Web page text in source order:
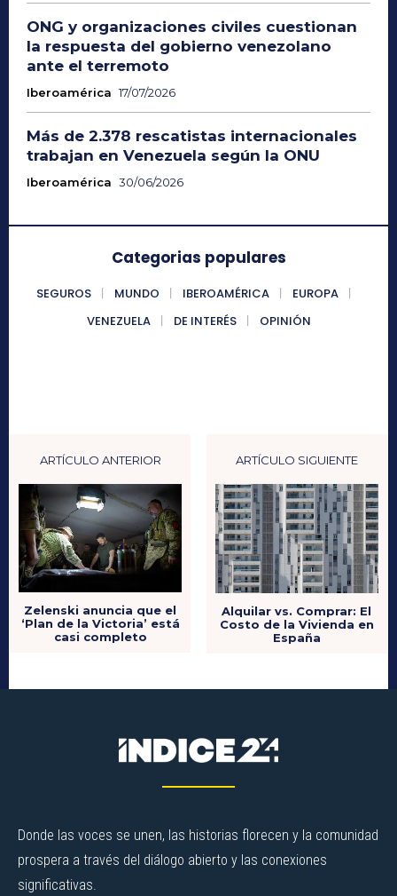
ONG y organizaciones civiles cuestionan
la respuesta del gobierno venezolano
ante el terremoto
Iberoamérica 17/07/2026
Más de 2.378 rescatistas internacionales
trabajan en Venezuela según la ONU
Iberoamérica 30/06/2026
Categorias populares
SEGUROS MUNDO IBEROAMÉRICA
EUROPA
VENEZUELA
DE INTERÉS OPINIÓN
ARTÍCULO ANTERIOR
Zelenski anuncia que el
‘Plan de la Victoria’ está
casi completo
ARTÍCULO SIGUIENTE
Alquilar vs. Comprar: El
Costo de la Vivienda en
España
Donde las voces se unen, las historias florecen y la comunidad
prospera a través del diálogo abierto y las conexiones
significativas.